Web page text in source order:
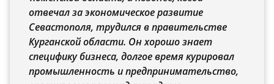
отвечал за экономическое развитие
Севастополя, трудился в правительстве
Курганской области. Он хорошо знает
специфику бизнеса, долгое время курировал
промышленность и предпринимательство,